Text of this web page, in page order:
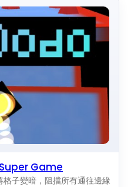
Game
子變暗，阻擋所有通往邊緣